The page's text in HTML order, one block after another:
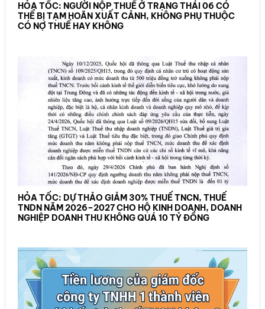
HỎA TỐC: NGƯỜI NỘP THUẾ Ở TRẠNG THÁI 06 CÓ
THỂ BỊ TẠM HOÃN XUẤT CẢNH, KHÔNG PHỤ THUỘC
CÓ NỢ THUẾ HAY KHÔNG
HỎA TỐC: DỰ THẢO GIẢM 30% THUẾ TNCN, THUẾ
TNDN NĂM 2026–2027 CHO HỘ KINH DOANH, DOANH
NGHIỆP DOANH THU KHÔNG QUÁ 10 TỶ ĐỒNG